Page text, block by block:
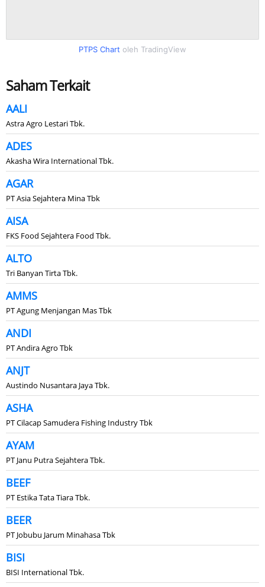
PTPS Chart oleh TradingView
Saham Terkait
AALI
Astra Agro Lestari Tbk.
ADES
Akasha Wira International Tbk.
AGAR
PT Asia Sejahtera Mina Tbk
AISA
FKS Food Sejahtera Food Tbk.
ALTO
Tri Banyan Tirta Tbk.
AMMS
PT Agung Menjangan Mas Tbk
ANDI
PT Andira Agro Tbk
ANJT
Austindo Nusantara Jaya Tbk.
ASHA
PT Cilacap Samudera Fishing Industry Tbk
AYAM
PT Janu Putra Sejahtera Tbk.
BEEF
PT Estika Tata Tiara Tbk.
BEER
PT Jobubu Jarum Minahasa Tbk
BISI
BISI International Tbk.